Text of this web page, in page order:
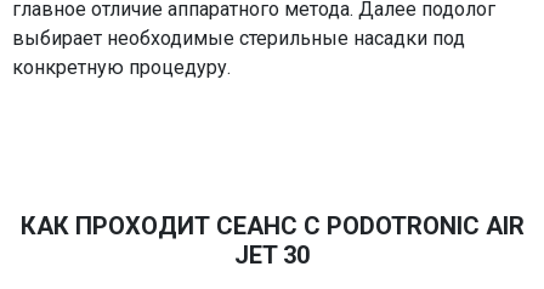
главное отличие аппаратного метода. Далее подолог
выбирает необходимые стерильные насадки под
конкретную процедуру.
КАК ПРОХОДИТ СЕАНС С PODOTRONIC AIR
JET 30